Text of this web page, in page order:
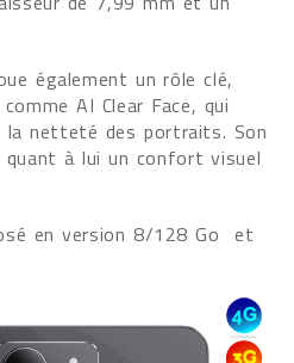
également un rôle clé,
AI Clear Face, qui
la netteté des portraits. Son
à lui un confort visuel
en version 8/128 Go et